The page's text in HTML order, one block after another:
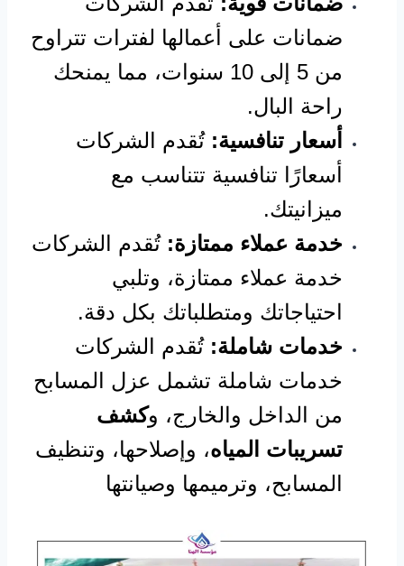
ضمانات على أعمالها لفترات تتراوح
من 5 إلى 10 سنوات، مما يمنحك
راحة البال.
أسعار تنافسية: تُقدم الشركات
أسعارًا تنافسية تتناسب مع
ميزانيتك.
خدمة عملاء ممتازة: تُقدم الشركات
خدمة عملاء ممتازة، وتلبي
احتياجاتك ومتطلباتك بكل دقة.
خدمات شاملة: تُقدم الشركات
خدمات شاملة تشمل عزل المسابح
من الداخل والخارج، وكشف
تسريبات المياه، وإصلاحها، وتنظيف
المسابح، وترميمها وصيانتها